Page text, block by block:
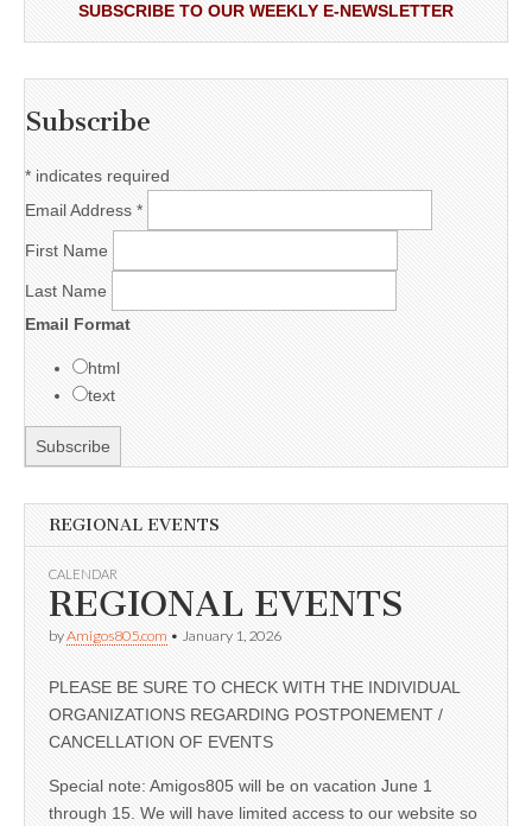
SUBSCRIBE TO OUR WEEKLY E-NEWSLETTER
Subscribe
* indicates required
Email Address *
First Name
Last Name
Email Format
html
text
REGIONAL EVENTS
CALENDAR
REGIONAL EVENTS
byAmigos805.com • January 1, 2026
PLEASE BE SURE TO CHECK WITH THE INDIVIDUAL
ORGANIZATIONS REGARDING POSTPONEMENT /
CANCELLATION OF EVENTS
Special note: Amigos805 will be on vacation June 1
through 15. We will have limited access to our website so